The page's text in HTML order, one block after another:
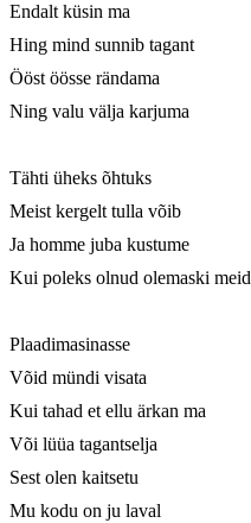
Endalt küsin ma
Hing mind sunnib tagant
Ööst öösse rändama
Ning valu välja karjuma
Tähti üheks õhtuks
Meist kergelt tulla võib
Ja homme juba kustume
Kui poleks olnud olemaski meid
Plaadimasinasse
Võid mündi visata
Kui tahad et ellu ärkan ma
Või lüüa tagantselja
Sest olen kaitsetu
Mu kodu on ju laval